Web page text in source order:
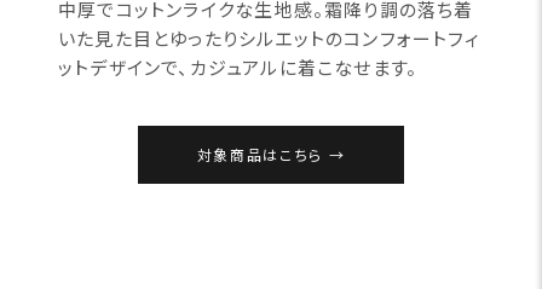
中厚でコットンライクな生地感。霜降り調の落ち着
いた見た目とゆったりシルエットのコンフォートフィ
ットデザインで、カジュアルに着こなせます。
対象商品はこちら